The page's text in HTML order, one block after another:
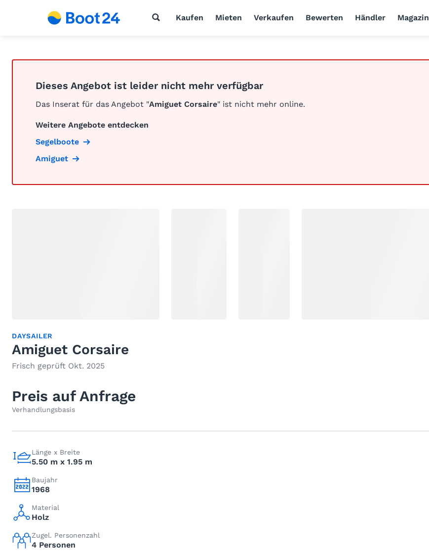
Kaufen Mieten Verkaufen Bewerten Händler Magazin
Dieses Angebot ist leider nicht mehr verfügbar
Das Inserat für das Angebot "Amiguet Corsaire" ist nicht mehr online.
Weitere Angebote entdecken
Segelboote
Amiguet
DAYSAILER
Amiguet Corsaire
Frisch geprüft Okt. 2025
Preis auf Anfrage
Verhandlungsbasis
Länge x Breite
5.50 m x 1.95 m
Baujahr
1968
Material
Holz
Zugel. Personenzahl
4 Personen